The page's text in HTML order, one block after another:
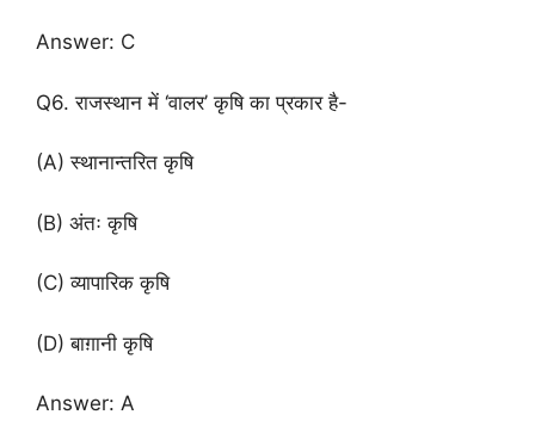
Answer: C
Q6. राजस्थान में ‘वालर’ कृषि का प्रकार है-
(A) स्थानान्तरित कृषि
(B) अंतः कृषि
(C) व्यापारिक कृषि
(D) बाग़ानी कृषि
Answer: A